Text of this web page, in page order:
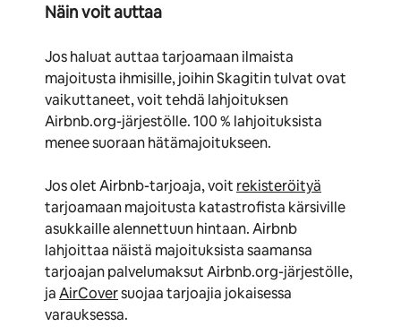
Näin voit auttaa
Jos haluat auttaa tarjoamaan ilmaista
majoitusta ihmisille, joihin Skagitin tulvat ovat
vaikuttaneet, voit tehdä lahjoituksen
Airbnb.org-järjestölle. 100 % lahjoituksista
menee suoraan hätämajoitukseen.
Jos olet Airbnb-tarjoaja, voit rekisteröityä
tarjoamaan majoitusta katastrofista kärsiville
asukkaille alennettuun hintaan. Airbnb
lahjoittaa näistä majoituksista saamansa
tarjoajan palvelumaksut Airbnb.org-järjestölle,
jaAirCoversuojaa tarjoajia jokaisessa
varauksessa.